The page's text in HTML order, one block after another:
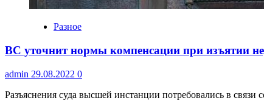
Разное
ВС уточнит нормы компенсации при изъятии
admin 29.08.2022 0
Разъяснения суда высшей инстанции потребовались в